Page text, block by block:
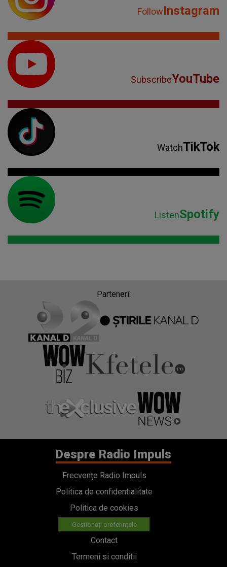
FollowInstagram
SubscribeYouTube
WatchTikTok
ListenSpotify
Parteneri:
Despre Radio Impuls
Frecvențe Radio Impuls
Politica de confidentialitate
Politica de cookies
Gestionați preferințele
Contact
Termeni si conditii